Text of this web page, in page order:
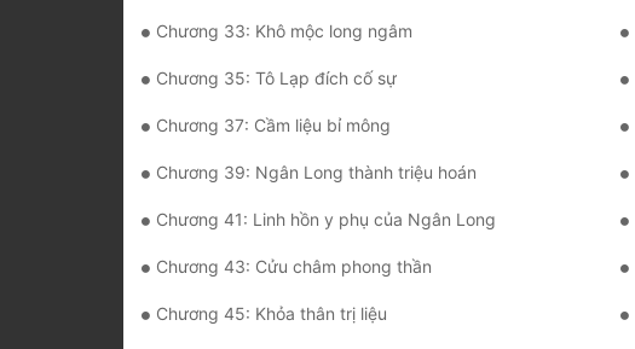
Chương 33: Khô mộc long ngâm
Chương 35: Tô Lạp đích cố sự
Chương 37: Cầm liệu bỉ mông
Chương 39: Ngân Long thành triệu hoán
Chương 41: Linh hồn y phụ của Ngân Long
Chương 43: Cửu châm phong thần
Chương 45: Khỏa thân trị liệu